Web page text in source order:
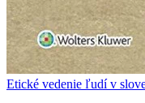
Etické vedenie ľudí v